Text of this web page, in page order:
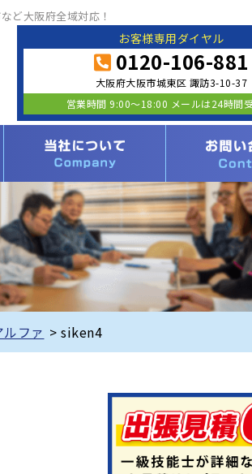
ど大阪府全域対応！
お客様専用ダイヤル
0120-106-881
大阪府大阪市城東区 諏訪3-10-37
営業時間 9:00〜18:00 メールは24時間
ファ > siken4